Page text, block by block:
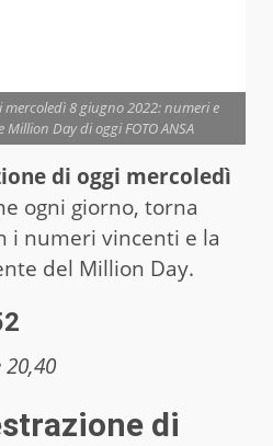
8 giugno 2022: numeri e
Day di oggi FOTO ANSA
di oggi mercoledì
ogni giorno, torna
i numeri vincenti e la
del Million Day.
di